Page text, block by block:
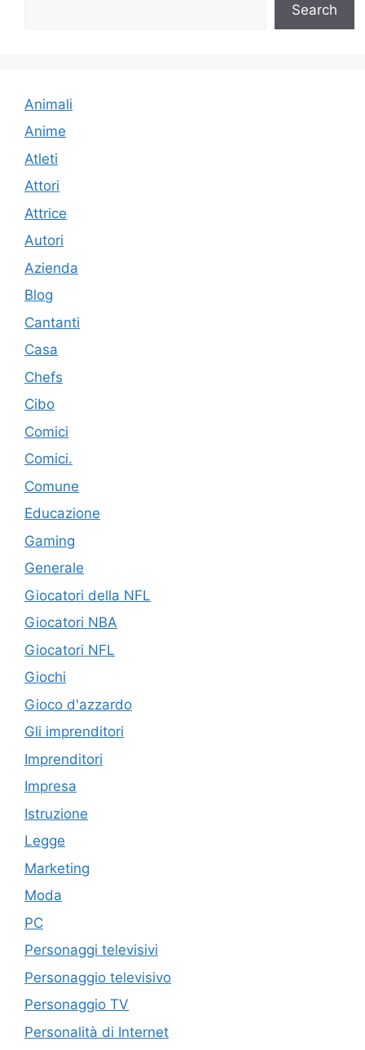
Search
Animali
Anime
Atleti
Attori
Attrice
Autori
Azienda
Blog
Cantanti
Casa
Chefs
Cibo
Comici
Comici.
Comune
Educazione
Gaming
Generale
Giocatori della NFL
Giocatori NBA
Giocatori NFL
Giochi
Gioco d'azzardo
Gli imprenditori
Imprenditori
Impresa
Istruzione
Legge
Marketing
Moda
PC
Personaggi televisivi
Personaggio televisivo
Personaggio TV
Personalità di Internet